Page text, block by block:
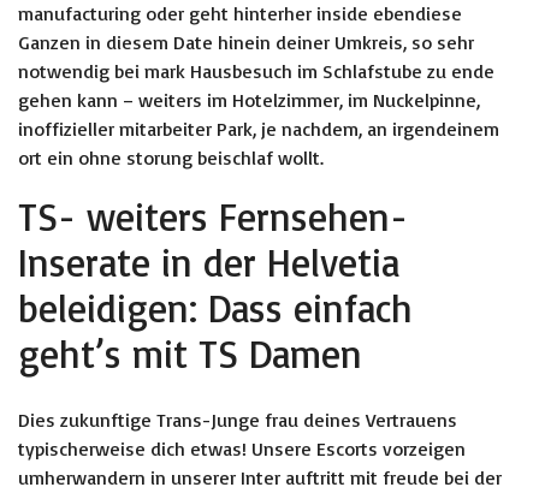
manufacturing oder geht hinterher inside ebendiese
Ganzen in diesem Date hinein deiner Umkreis, so sehr
notwendig bei mark Hausbesuch im Schlafstube zu ende
gehen kann – weiters im Hotelzimmer, im Nuckelpinne,
inoffizieller mitarbeiter Park, je nachdem, an irgendeinem
ort ein ohne storung beischlaf wollt.
TS- weiters Fernsehen-
Inserate in der Helvetia
beleidigen: Dass einfach
geht’s mit TS Damen
Dies zukunftige Trans-Junge frau deines Vertrauens
typischerweise dich etwas! Unsere Escorts vorzeigen
umherwandern in unserer Inter auftritt mit freude bei der